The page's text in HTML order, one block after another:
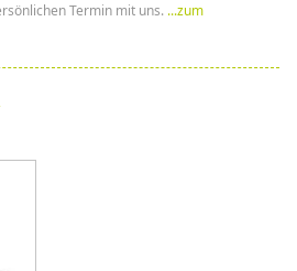
Termin mit uns. ...zum